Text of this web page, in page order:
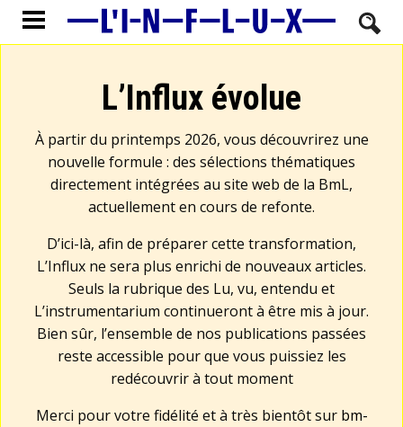
L’Influx évolue
À partir du printemps 2026, vous découvrirez une
nouvelle formule : des sélections thématiques
directement intégrées au site web de la BmL,
actuellement en cours de refonte.
D’ici-là, afin de préparer cette transformation,
L’Influx ne sera plus enrichi de nouveaux articles.
Seuls la rubrique des Lu, vu, entendu et
L’instrumentarium continueront à être mis à jour.
Bien sûr, l’ensemble de nos publications passées
reste accessible pour que vous puissiez les
redécouvrir à tout moment
Merci pour votre fidélité et à très bientôt sur bm-